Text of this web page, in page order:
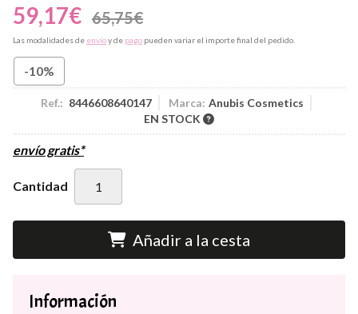
59,17€ 65,75€
Las modalidades de envíoy de pago pueden variar el importe final del pedido.
-10%
Ref.: 8446608640147 Marca: Anubis Cosmetics
EN STOCK
envío gratis*
Cantidad
Añadir a la cesta
Información